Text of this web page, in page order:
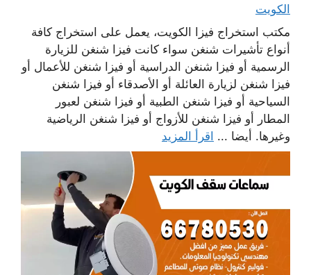
الكويت
مكتب استخراج فيزا الكويت، يعمل على استخراج كافة
أنواع تأشيرات شنغن سواء كانت فيزا شنغن للزيارة
الرسمية أو فيزا شنغن الدراسية أو فيزا شنغن للأعمال أو
فيزا شنغن لزيارة العائلة أو الأصدقاء أو فيزا شنغن
السياحية أو فيزا شنغن الطبية أو فيزا شنغن لعبور
المطار أو فيزا شنغن للأزواج أو فيزا شنغن الرياضية
وغيرها. أيضا ... اقرأ المزيد